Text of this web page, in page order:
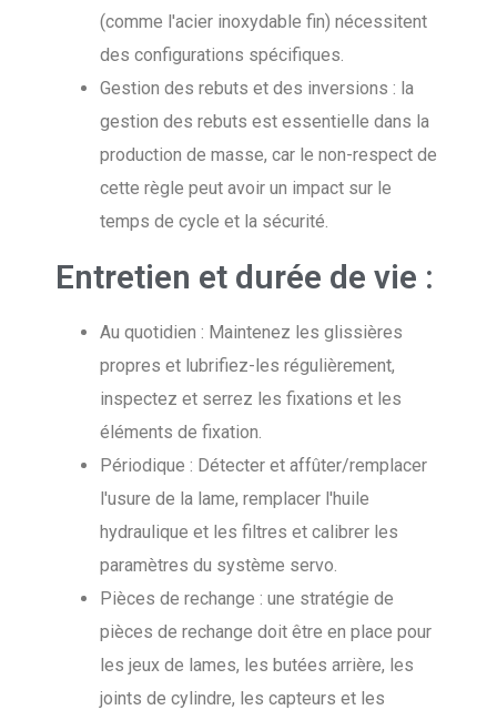
(comme l'acier inoxydable fin) nécessitent
des configurations spécifiques.
Gestion des rebuts et des inversions : la
gestion des rebuts est essentielle dans la
production de masse, car le non-respect de
cette règle peut avoir un impact sur le
temps de cycle et la sécurité.
Entretien et durée de vie :
Au quotidien : Maintenez les glissières
propres et lubrifiez-les régulièrement,
inspectez et serrez les fixations et les
éléments de fixation.
Périodique : Détecter et affûter/remplacer
l'usure de la lame, remplacer l'huile
hydraulique et les filtres et calibrer les
paramètres du système servo.
Pièces de rechange : une stratégie de
pièces de rechange doit être en place pour
les jeux de lames, les butées arrière, les
joints de cylindre, les capteurs et les